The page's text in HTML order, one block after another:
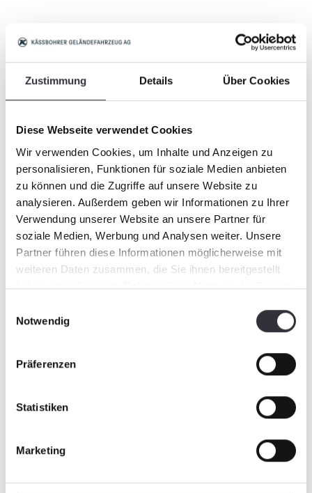
Zustimmung Details Über Cookies
Diese Webseite verwendet Cookies
Wir verwenden Cookies, um Inhalte und Anzeigen zu
personalisieren, Funktionen für soziale Medien anbieten
zu können und die Zugriffe auf unsere Website zu
analysieren. Außerdem geben wir Informationen zu Ihrer
Verwendung unserer Website an unsere Partner für
soziale Medien, Werbung und Analysen weiter. Unsere
Partner führen diese Informationen möglicherweise mit
weiteren Daten zusammen, die Sie ihnen bereitgestellt
haben oder die sie im Rahmen Ihrer Nutzung der Dienste
Notwendig
Präferenzen
Statistiken
Marketing